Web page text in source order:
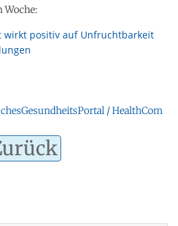
Woche:
wirkt positiv auf Unfruchtbarkeit
/ HealthCom